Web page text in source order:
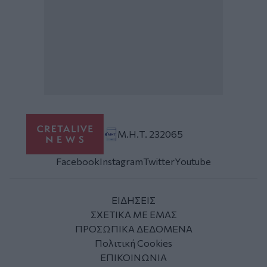
Μ.Η.Τ. 232065
FacebookInstagramTwitterYoutube
ΕΙΔΗΣΕΙΣ
ΣΧΕΤΙΚΑ ΜΕ ΕΜΑΣ
ΠΡΟΣΩΠΙΚΑ ΔΕΔΟΜΕΝΑ
Πολιτική Cookies
ΕΠΙΚΟΙΝΩΝΙΑ